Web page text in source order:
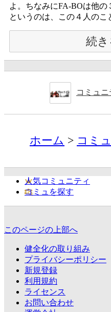
よ。ちなみにFA-BOは他
というのは、この４人のこ
続
コミュ
ホーム コミ
人気コミュニティ
コミュを探す
このページの上部へ
健全化の取り組み
プライバシーポリシー
新規登録
利用規約
ライセンス
お問い合わせ